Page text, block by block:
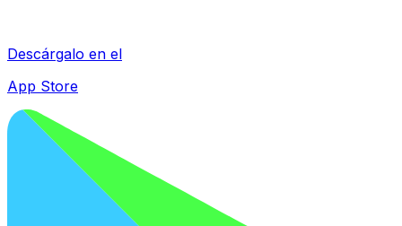
Descárgalo en el
App Store